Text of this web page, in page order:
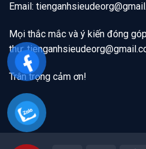
Email:
Mọi thắc mắc và ý kiến đóng
thư:tienganhsieudeorg@gmail
Trân trọng cảm ơn!